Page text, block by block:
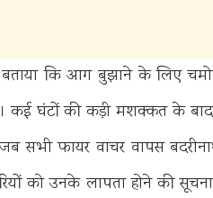
बताया कि आग बुझाने के लिए
कई घंटों की कड़ी मशक्कत के
फायर वाचर वापस बदरीनाथ
को उनके लापता होने की